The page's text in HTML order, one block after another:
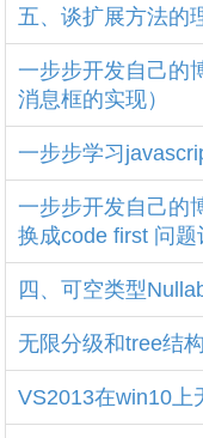
五、谈扩展方法的
一步步开发自己的
消息框的实现）
一步步学习
一步步开发自己的
换成code first 问题
四、可空类型
无限分级和tree结
VS2013在win10上